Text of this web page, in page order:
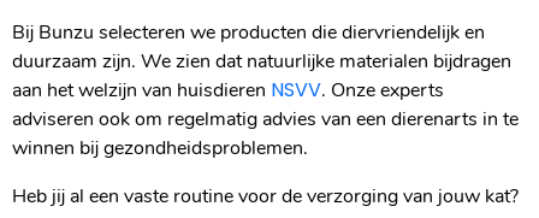
Bij Bunzu selecteren we producten die diervriendelijk en
duurzaam zijn. We zien dat natuurlijke materialen bijdragen
aan het welzijn van huisdieren NSVV. Onze experts
adviseren ook om regelmatig advies van een dierenarts in te
winnen bij gezondheidsproblemen.
Heb jij al een vaste routine voor de verzorging van jouw kat?